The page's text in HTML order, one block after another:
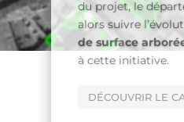
volet de cette
également la
toitures